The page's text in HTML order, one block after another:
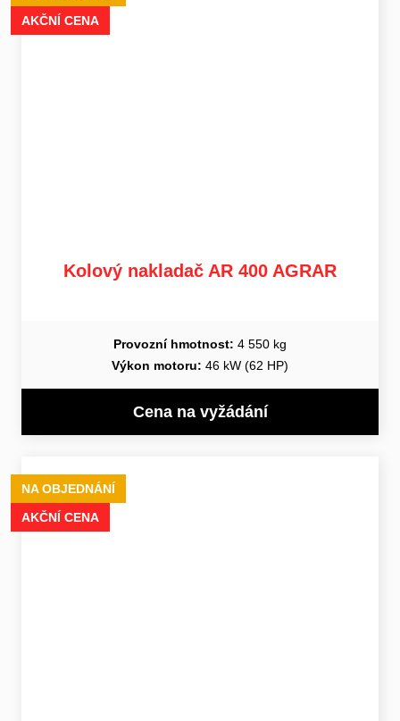
AKČNÍ CENA
Kolový nakladač AR 400 AGRAR
Provozní hmotnost: 4 550 kg
Výkon motoru: 46 kW (62 HP)
Cena na vyžádání
NA OBJEDNÁNÍ
AKČNÍ CENA